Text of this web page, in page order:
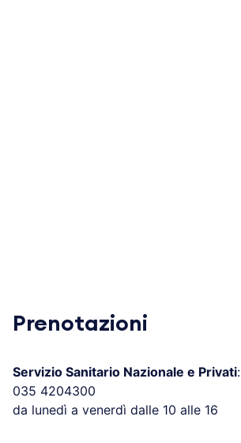
Prenotazioni
Servizio Sanitario Nazionale e Privati:
035 4204300
da lunedì a venerdì dalle 10 alle 16